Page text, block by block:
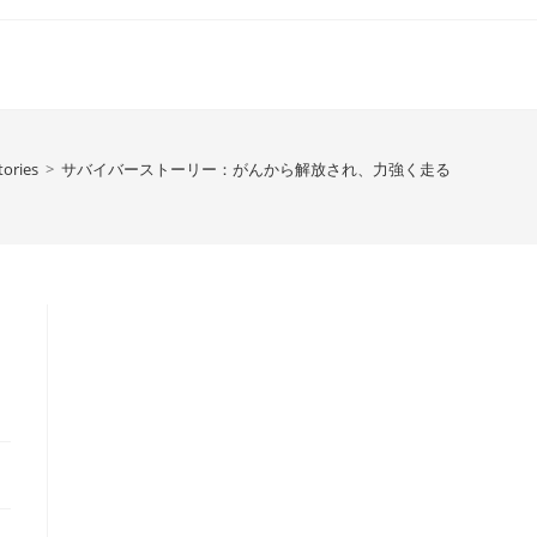
> サバイバーストーリー：がんから解放され、力強く走る